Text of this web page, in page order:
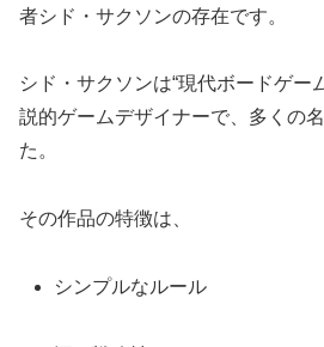
者シド・サクソンの存在です。
シド・サクソンは“現代ボードゲー
説的ゲームデザイナーで、多くの
た。
その作品の特徴は、
シンプルなルール